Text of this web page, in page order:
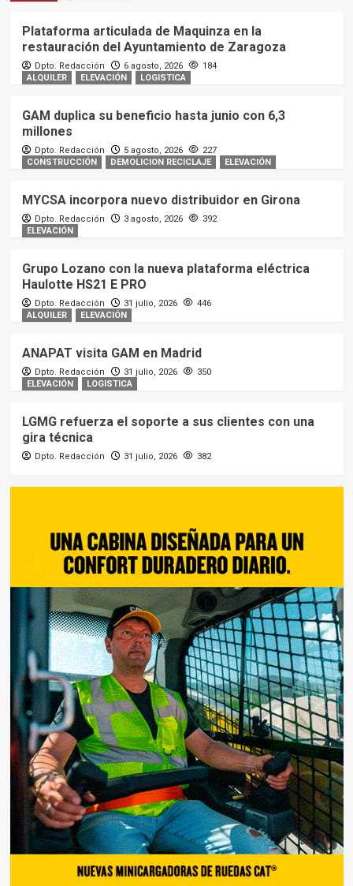
Plataforma articulada de Maquinza en la
restauración del Ayuntamiento de Zaragoza
Dpto. Redacción 6 agosto, 2026
184
ALQUILER
ELEVACIÓN LOGISTICA
GAM duplica su beneficio hasta junio con 6,3
millones
Dpto. Redacción 5 agosto, 2026
227
CONSTRUCCIÓN
DEMOLICION RECICLAJE ELEVACIÓN
MYCSA incorpora nuevo distribuidor en Girona
Dpto. Redacción 3 agosto, 2026
392
ELEVACIÓN
Grupo Lozano con la nueva plataforma eléctrica
Haulotte HS21 E PRO
Dpto. Redacción 31 julio, 2026
446
ALQUILER
ELEVACIÓN
ANAPAT visita GAM en Madrid
Dpto. Redacción 31 julio, 2026
350
ELEVACIÓN
LOGISTICA
LGMG refuerza el soporte a sus clientes con una
gira técnica
Dpto. Redacción 31 julio, 2026 382